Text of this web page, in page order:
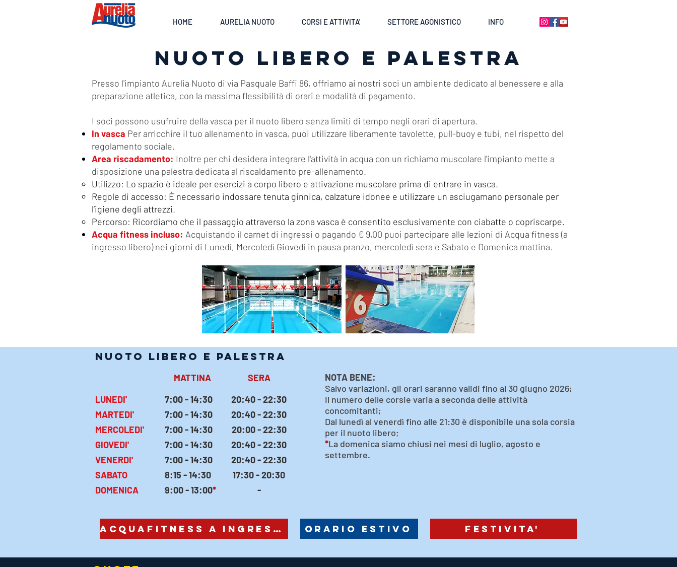
HOME AURELIA NUOTO CORSI E ATTIVITA' SETTORE AGONISTICO INFO
NUOTO LIBERO E PALESTRA
Presso l'impianto Aurelia Nuoto di via Pasquale Baffi 86, offriamo ai nostri soci un ambiente dedicato al benessere e alla
preparazione atletica, con la massima flessibilità di orari e modalità di pagamento.
I soci possono usufruire della vasca per il nuoto libero senza limiti di tempo negli orari di apertura.
In vasca Per arricchire il tuo allenamento in vasca, puoi utilizzare liberamente tavolette, pull-buoy e tubi, nel rispetto del
regolamento sociale.
Area riscadamento: Inoltre per chi desidera integrare l'attività in acqua con un richiamo muscolare l'impianto mette a
disposizione una palestra dedicata al riscaldamento pre-allenamento.
Utilizzo: Lo spazio è ideale per esercizi a corpo libero e attivazione muscolare prima di entrare in vasca.
Regole di accesso: È necessario indossare tenuta ginnica, calzature idonee e utilizzare un asciugamano personale per
l’igiene degli attrezzi.
Percorso: Ricordiamo che il passaggio attraverso la zona vasca è consentito esclusivamente con ciabatte o copriscarpe.
Acqua fitness incluso: Acquistando il carnet di ingressi o pagando € 9,00 puoi partecipare alle lezioni di Acqua fitness (a
ingresso libero) nei giorni di Lunedì, Mercoledì Giovedì in pausa pranzo, mercoledì sera e Sabato e Domenica mattina. ​
NUOTO LIBERo e PALESTRA
LUNEDI'
MARTEDI'
MERCOLEDI'
GIOVEDI'
VENERDI'
SABATO
DOMENICA
MATTINA
7:00 - 14:30
7:00 - 14:30
7:00 - 14:30
7:00 - 14:30
7:00 - 14:30
8:15 - 14:30
9:00 - 13:00*
SERA
20:40 - 22:30
20:40 - 22:30
20:00 - 22:30
20:40 - 22:30
20:40 - 22:30
17:30 - 20:30
-
NOTA BENE:
Salvo variazioni, gli orari saranno validi fino al 30 giugno 2026;
Il numero delle corsie varia a seconda delle attività
concomitanti;
Dal lunedì al venerdì fino alle 21:30 è disponibile una sola corsia
per il nuoto libero;
*La domenica siamo chiusi nei mesi di luglio, agosto e
settembre.
ACQUAFITNESS A INGRESSI ORARIO ESTIVO festivita'